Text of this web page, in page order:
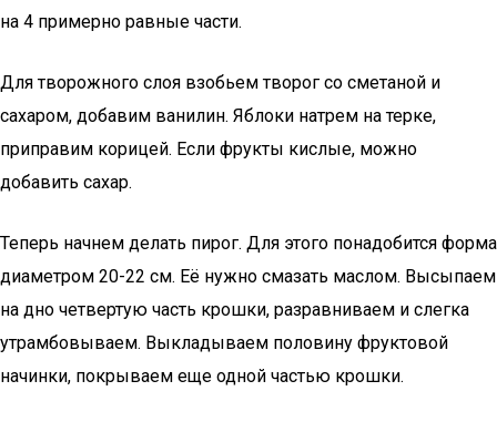
на 4 примерно равные части.
Для творожного слоя взобьем творог со сметаной и
сахаром, добавим ванилин. Яблоки натрем на терке,
приправим корицей. Если фрукты кислые, можно
добавить сахар.
Теперь начнем делать пирог. Для этого понадобится форма
диаметром 20-22 см. Её нужно смазать маслом. Высыпаем
на дно четвертую часть крошки, разравниваем и слегка
утрамбовываем. Выкладываем половину фруктовой
начинки, покрываем еще одной частью крошки.